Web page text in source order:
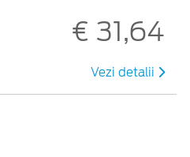
€ 31,64
Vezi detalii